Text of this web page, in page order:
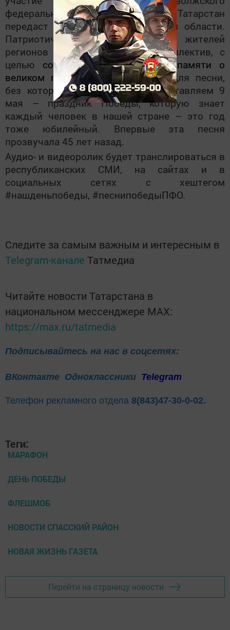
федерального округа. Республика Татарстан
передаст эстафету Нижегородской области.
Патриотическая акцияобъединит жителей
регионов в единый народный коллектив, с
целью сохранения исторической памяти о
великом подвиге нашего народа.Для песни,
без которой мы сейчас не представляем 9
мая – праздник Победы, которую знает
каждый человек в нашей стране – это год
тоже юбилейный. Впервые эта песня
прозвучала 45 лет назад.
Аудио- и видеоролик будет транслироваться в
республиканских СМИ, на сайтах и в
социальных сетях с хештегом
#нашденьпобеды, #песнипобедыПФО.
Следите за самым важным и интересным в
Telegram-канале Татмедиа
Читайте новости Татарстана в
национальном мессенджере MАХ:
https://max.ru/tatmedia
Подписывайтесь на нас в соцсетях:
ВКонтакте Одноклассники Telegram
Телефон рекламного отдела 8(843)47-30-0-02.
Теги:
МАРАФОН
ДЕНЬ ПОБЕДЫ
ФЛЕШМОБ
НОВОСТИ СПАССКИЙ РАЙОН
НОВАЯ ЖИЗНЬ ГАЗЕТА
Перейти на страницу новости